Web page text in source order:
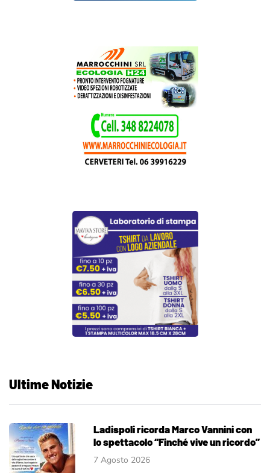
Ultime Notizie
Ladispoli ricorda Marco Vannini con
lo spettacolo “Finché vive un ricordo”
7 Agosto 2026